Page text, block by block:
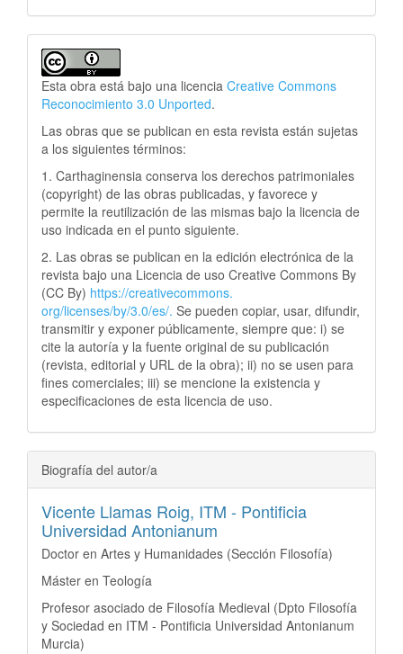
Esta obra está bajo una licencia Creative Commons
Reconocimiento 3.0 Unported.
Las obras que se publican en esta revista están sujetas
a los siguientes términos:
1. Carthaginensia conserva los derechos patrimoniales
(copyright) de las obras publicadas, y favorece y
permite la reutilización de las mismas bajo la licencia de
uso indicada en el punto siguiente.
2. Las obras se publican en la edición electrónica de la
revista bajo una Licencia de uso Creative Commons By
(CC By) https://creativecommons.
org/licenses/by/3.0/es/. Se pueden copiar, usar, difundir,
transmitir y exponer públicamente, siempre que: i) se
cite la autoría y la fuente original de su publicación
(revista, editorial y URL de la obra); ii) no se usen para
fines comerciales; iii) se mencione la existencia y
especificaciones de esta licencia de uso.
Biografía del autor/a
Vicente Llamas Roig, ITM - Pontificia
Universidad Antonianum
Doctor en Artes y Humanidades (Sección Filosofía)
Máster en Teología
Profesor asociado de Filosofía Medieval (Dpto Filosofía
y Sociedad en ITM - Pontificia Universidad Antonianum
Murcia)